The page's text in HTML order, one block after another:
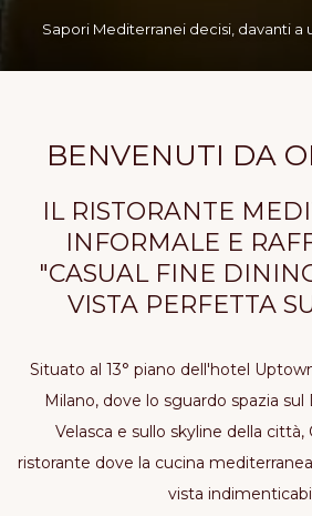
Sapori Mediterranei decisi, davanti a
BENVENUTI DA
IL RISTORANTE
INFORMALE E
"CASUAL FINE
VISTA PERFETTA
Situato al 13° piano dell'hotel
Milano, dove lo sguardo spazia sul
Velasca e sullo skyline della
ristorante dove la cucina
vista